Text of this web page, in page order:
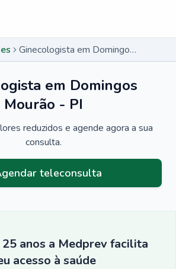
Ginecologista em Domingos Mourão - PI
em Domingos
Mourão - PI
reduzidos e agende agora a sua
consulta.
teleconsulta
25 anos a Medprev facilita
acesso à saúde